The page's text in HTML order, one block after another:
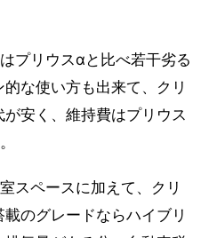
プリウスαと比べ若干劣る
な使い方も出来て、クリ
安く、維持費はプリウス
スペースに加えて、クリ
のグレードならハイブリ